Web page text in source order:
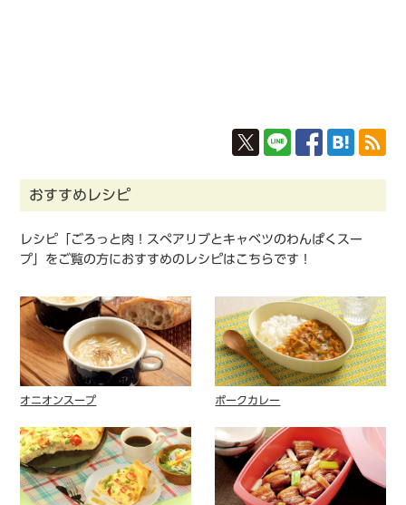
おすすめレシピ
レシピ「ごろっと肉！スペアリブとキャベツのわんぱくスー
プ」をご覧の方におすすめのレシピはこちらです！
オニオンスープ ポークカレー